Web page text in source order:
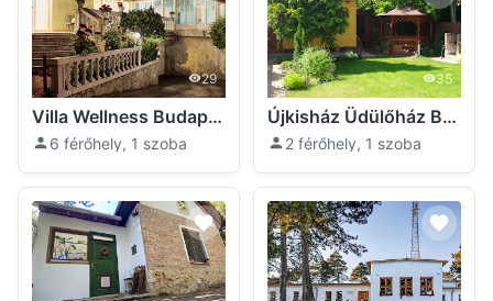
29
Villa Wellness Budapest
6 férőhely, 1 szoba
35
Újkisház Üdülőház Budapest
2 férőhely, 1 szoba